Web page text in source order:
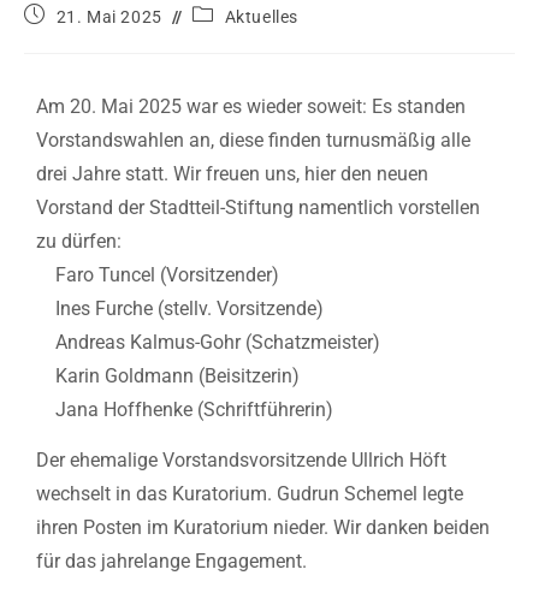
21. Mai 2025 Aktuelles
Am 20. Mai 2025 war es wieder soweit: Es standen
Vorstandswahlen an, diese finden turnusmäßig alle
drei Jahre statt. Wir freuen uns, hier den neuen
Vorstand der Stadtteil-Stiftung namentlich vorstellen
zu dürfen:
Faro Tuncel (Vorsitzender)
Ines Furche (stellv. Vorsitzende)
Andreas Kalmus-Gohr (Schatzmeister)
Karin Goldmann (Beisitzerin)
Jana Hoffhenke (Schriftführerin)
Der ehemalige Vorstandsvorsitzende Ullrich Höft
wechselt in das Kuratorium. Gudrun Schemel legte
ihren Posten im Kuratorium nieder. Wir danken beiden
für das jahrelange Engagement.